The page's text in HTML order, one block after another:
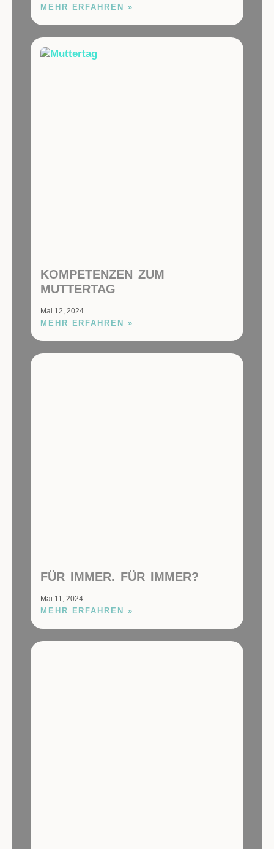
MEHR ERFAHREN »
KOMPETENZEN ZUM
MUTTERTAG
Mai 12, 2024
MEHR ERFAHREN »
FÜR IMMER. FÜR IMMER?
Mai 11, 2024
MEHR ERFAHREN »